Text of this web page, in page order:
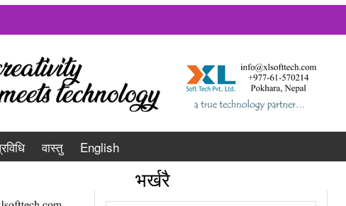
वास्तु English
भर्खरै